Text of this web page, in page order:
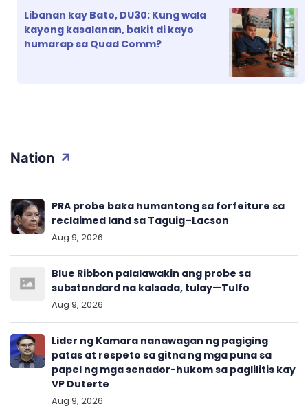
Libanan kay Bato, DU30: Kung wala
kayong kasalanan, bakit di kayo
humarap sa Quad Comm?
Nation
PRA probe baka humantong sa forfeiture sa
reclaimed land sa Taguig–Lacson
Aug 9, 2026
Blue Ribbon palalawakin ang probe sa
substandard na kalsada, tulay—Tulfo
Aug 9, 2026
Lider ng Kamara nanawagan ng pagiging
patas at respeto sa gitna ng mga puna sa
papel ng mga senador-hukom sa paglilitis kay
VP Duterte
Aug 9, 2026